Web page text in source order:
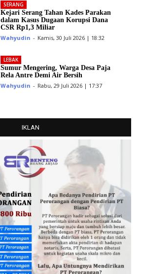
SERANG
Kejari Serang Tahan Kades Parakan
dalam Kasus Dugaan Korupsi Dana
CSR Rp1,3 Miliar
Wahyudin - Kamis, 30 Juli 2026 | 18:32
LEBAK
Sumur Mengering, Warga Desa Paja
Rela Antre Demi Air Bersih
Wahyudin - Rabu, 29 Juli 2026 | 17:37
IKLAN